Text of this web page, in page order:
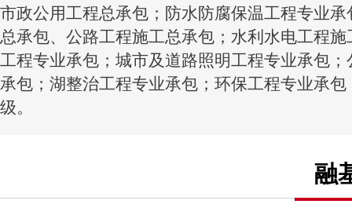
市政公用工程总承包；防水防腐保温工程专业
总承包、公路工程施工总承包；水利水电工程
工程专业承包；城市及道路照明工程专业承包
承包；湖整治工程专业承包；环保工程专业承
级。
融